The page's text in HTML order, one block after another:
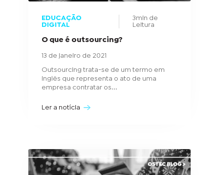
EDUCAÇÃO
DIGITAL
3min de
Leitura
O que é outsourcing?
13 de janeiro de 2021
Outsourcing trata-se de um termo em
inglês que representa o ato de uma
empresa contratar os...
Ler a notícia